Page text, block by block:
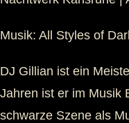
Musik: All Styles of
DJ Gillian ist ein
Jahren ist er im Musik
schwarze Szene als